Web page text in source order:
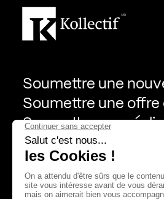
Soumettre une
Soumettre une offre
Soumettre une
Page Facebook de Kollectif
Page Instagram de Kollectif
Page Linkedin de